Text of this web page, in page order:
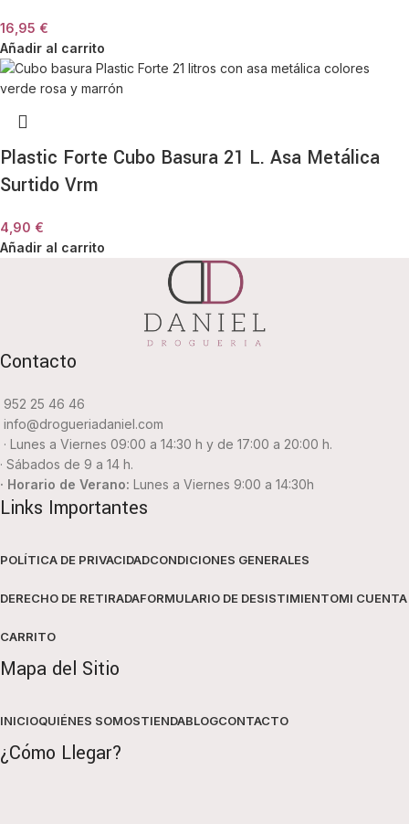
16,95 €
Añadir al carrito
Plastic Forte Cubo Basura 21 L. Asa Metálica
Surtido Vrm
4,90 €
Añadir al carrito
Contacto
952 25 46 46
info@drogueriadaniel.com
· Lunes a Viernes 09:00 a 14:30 h y de 17:00 a 20:00 h.
· Sábados de 9 a 14 h.
· Horario de Verano: Lunes a Viernes 9:00 a 14:30h
Links Importantes
POLÍTICA DE PRIVACIDADCONDICIONES GENERALES
DERECHO DE RETIRADAFORMULARIO DE DESISTIMIENTOMI CUENTA
CARRITO
Mapa del Sitio
INICIOQUIÉNES SOMOSTIENDABLOGCONTACTO
¿Cómo Llegar?